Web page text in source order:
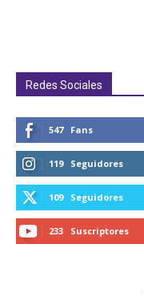
Redes Sociales
547 Fans
119 Seguidores
109 Seguidores
233 Suscriptores